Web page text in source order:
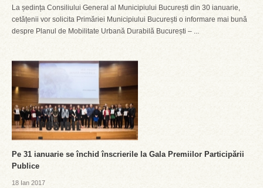
La ședința Consiliului General al Municipiului București din 30 ianuarie,
cetățenii vor solicita Primăriei Municipiului București o informare mai bună
despre Planul de Mobilitate Urbană Durabilă București – ...
Pe 31 ianuarie se închid înscrierile la Gala Premiilor Participării
Publice
18 Ian 2017